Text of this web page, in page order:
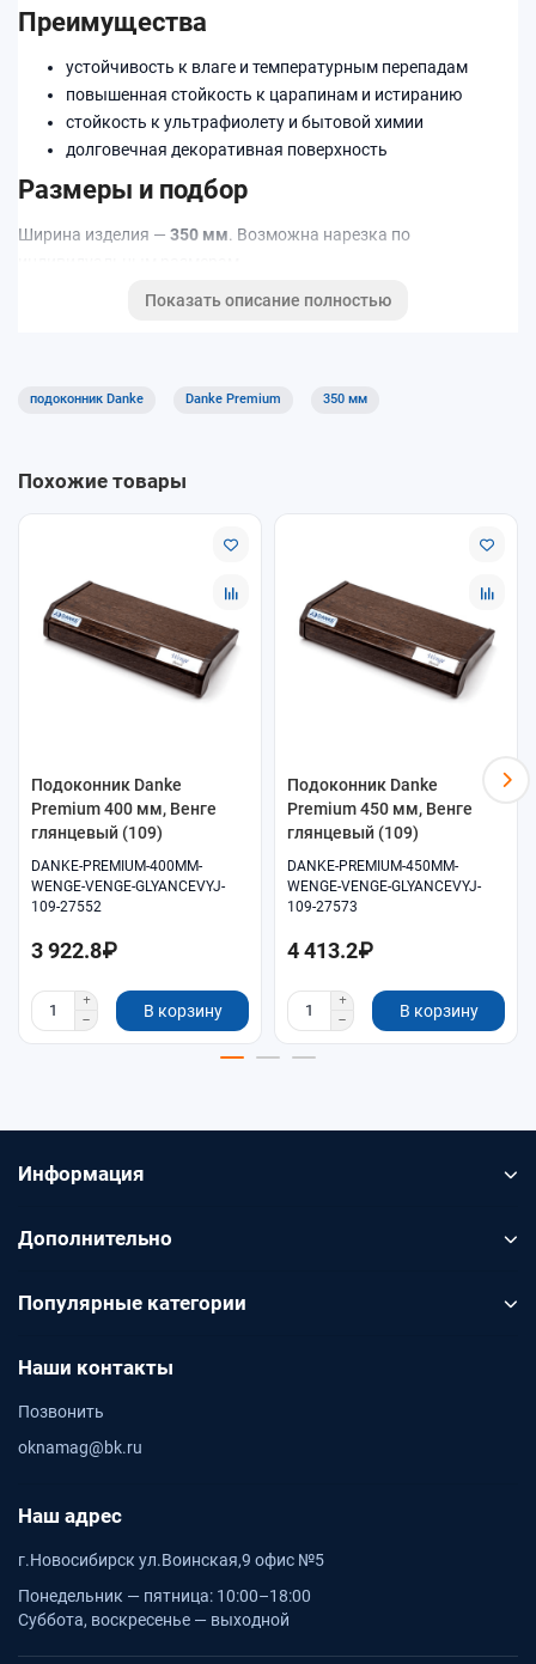
Преимущества
устойчивость к влаге и температурным перепадам
повышенная стойкость к царапинам и истиранию
стойкость к ультрафиолету и бытовой химии
долговечная декоративная поверхность
Размеры и подбор
Ширина изделия — 350 мм. Возможна нарезка по
Подходит для квартир, домов и коммерческих помещений.
Показать описание полностью
подоконник Danke Danke Premium 350 мм
Похожие товары
Подоконник Danke
Premium 400 мм, Венге
глянцевый (109)
DANKE-PREMIUM-400MM-
WENGE-VENGE-GLYANCEVYJ-
109-27552
3 922.8₽
В корзину
Подоконник Danke
Premium 450 мм, Венге
глянцевый (109)
DANKE-PREMIUM-450MM-
WENGE-VENGE-GLYANCEVYJ-
109-27573
4 413.2₽
В корзину
Информация
Дополнительно
Популярные категории
Наши контакты
Позвонить
oknamag@bk.ru
Наш адрес
г.Новосибирск ул.Воинская,9 офис №5
Понедельник — пятница: 10:00–18:00
Суббота, воскресенье — выходной